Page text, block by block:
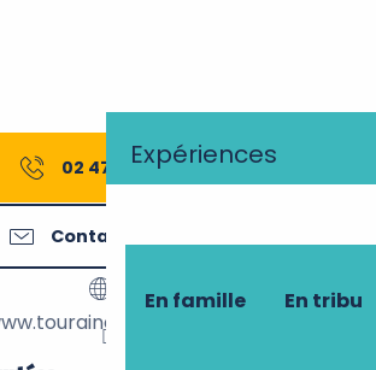
Expériences
En famille En tribu
02 47 98 58▒▒
Contactez-nous